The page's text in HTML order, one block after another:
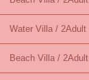
Water Villa / 2Adult
Beach Villa / 2Adult